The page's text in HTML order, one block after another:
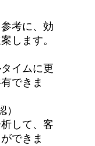
考に、効
します。
イムに更
できま
して、客
できま